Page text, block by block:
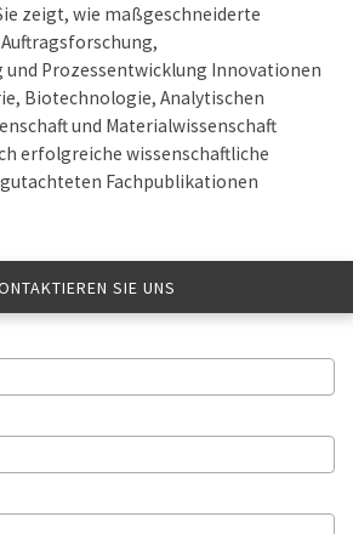
zeigt, wie maßgeschneiderte
Prozessentwicklung Innovationen
Biotechnologie, Analytischen
und Materialwissenschaft
erfolgreiche wissenschaftliche
Fachpublikationen
SIE UNS